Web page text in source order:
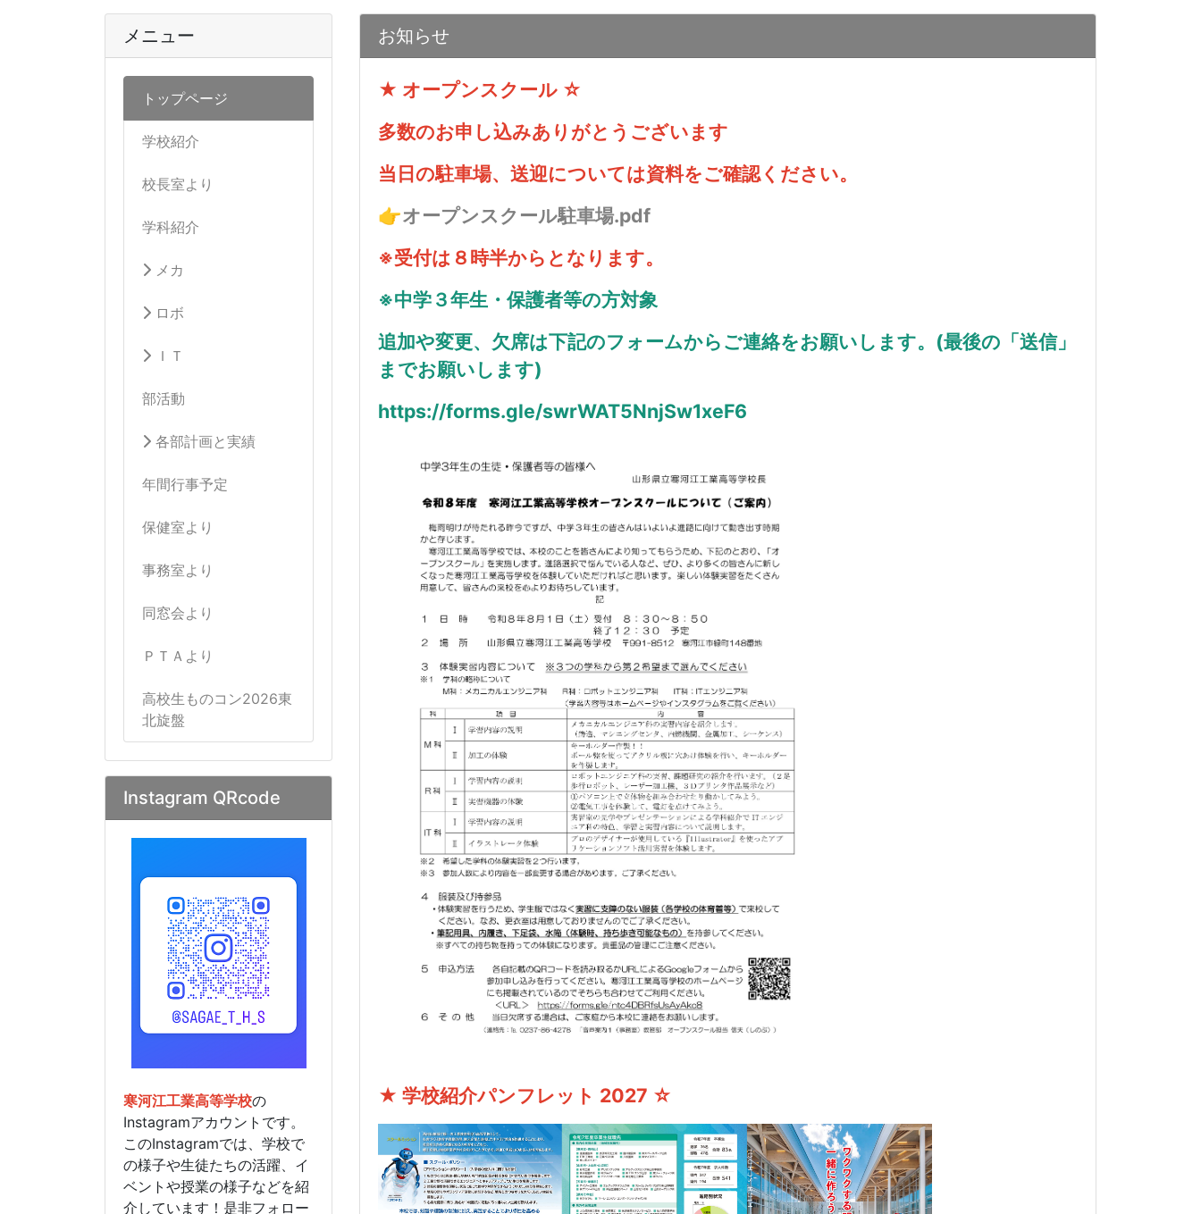
メニュー
トップページ
学校紹介
校長室より
学科紹介
メカ
ロボ
ＩＴ
部活動
各部計画と実績
年間行事予定
保健室より
事務室より
同窓会より
ＰＴＡより
高校生ものコン2026東
北旋盤
Instagram QRcode
寒河江工業高等学校の
Instagramアカウントです。
このInstagramでは、学校で
の様子や生徒たちの活躍、イ
ベントや授業の様子などを紹
介しています！是非フォロー
お知らせ
★ オープンスクール ☆
多数のお申し込みありがとうございます
当日の駐車場、送迎については資料をご確認ください。
👉オープンスクール駐車場.pdf
※受付は８時半からとなります。
※中学３年生・保護者等の方対象
追加や変更、欠席は下記のフォームからご連絡をお願いします。(最後の「送信」
までお願いします)
https://forms.gle/swrWAT5NnjSw1xeF6
★ 学校紹介パンフレット 2027 ☆